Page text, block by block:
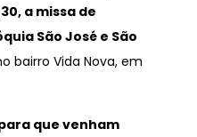
a missa de
São José e São
bairro Vida Nova, em
que venham